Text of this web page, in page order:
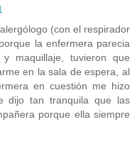
(con el respirador
la enfermera parecia
maquillaje, tuvieron que
en la sala de espera, al
en cuestión me hizo
dijo tan tranquila que las
porque ella siempre